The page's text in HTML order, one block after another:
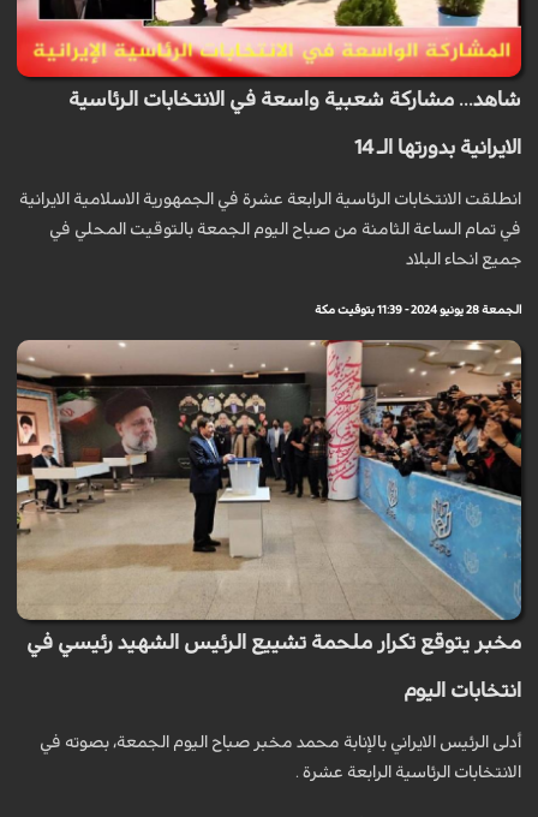
شاهد... مشاركة شعبية واسعة في الانتخابات الرئاسية
الايرانية بدورتها الـ 14
انطلقت الانتخابات الرئاسية الرابعة عشرة في الجمهورية الاسلامية الايرانية
في تمام الساعة الثامنة من صباح اليوم الجمعة بالتوقيت المحلي في
جميع انحاء البلاد
الجمعة 28 يونيو 2024 - 11:39 بتوقيت مكة
مخبر يتوقع تكرار ملحمة تشييع الرئيس الشهيد رئيسي في
انتخابات اليوم
أدلى الرئيس الايراني بالإنابة محمد مخبر صباح اليوم الجمعة، بصوته في
الانتخابات الرئاسية الرابعة عشرة .